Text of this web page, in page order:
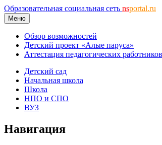
Образовательная социальная сеть nsportal.ru
Меню
Обзор возможностей
Детский проект «Алые паруса»
Аттестация педагогических работников
Детский сад
Начальная школа
Школа
НПО и СПО
ВУЗ
Навигация